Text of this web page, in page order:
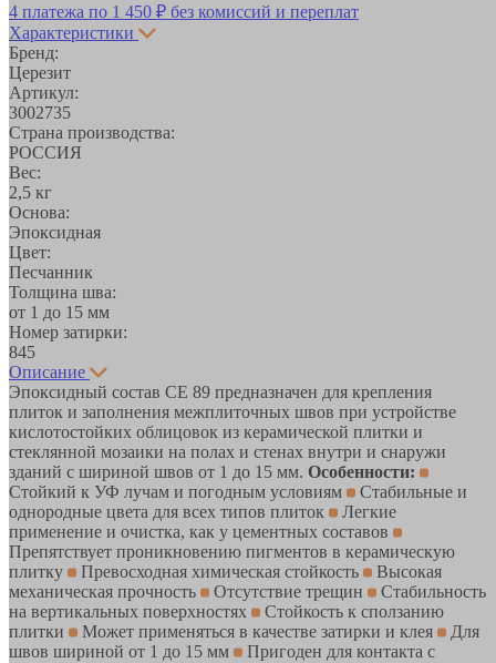
4 платежа по 1 450 ₽ без комиссий и переплат
Характеристики
Бренд:
Церезит
Артикул:
3002735
Страна производства:
РОССИЯ
Вес:
2,5 кг
Основа:
Эпоксидная
Цвет:
Песчанник
Толщина шва:
от 1 до 15 мм
Номер затирки:
845
Описание
Эпоксидный состав CE 89 предназначен для крепления
плиток и заполнения межплиточных швов при устройстве
кислотостойких облицовок из керамической плитки и
стеклянной мозаики на полах и стенах внутри и снаружи
зданий с шириной швов от 1 до 15 мм. Особенности:
Стойкий к УФ лучам и погодным условиям
Стабильные и
однородные цвета для всех типов плиток
Легкие
применение и очистка, как у цементных составов
Препятствует проникновению пигментов в керамическую
плитку
Превосходная химическая стойкость
Высокая
механическая прочность
Отсутствие трещин
Стабильность
на вертикальных поверхностях
Стойкость к сползанию
плитки
Может применяться в качестве затирки и клея
Для
швов шириной от 1 до 15 мм
Пригоден для контакта с